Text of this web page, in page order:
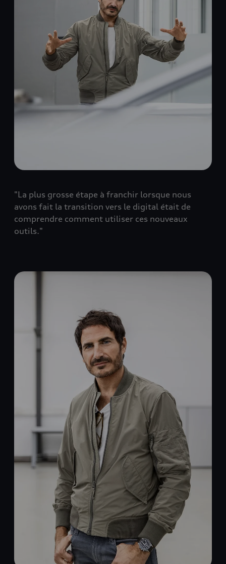
"La plus grosse étape à franchir lorsque nous
avons fait la transition vers le digital était de
comprendre comment utiliser ces nouveaux
outils."